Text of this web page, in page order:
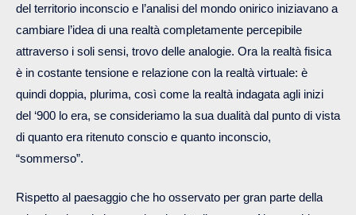
del territorio inconscio e l’analisi del mondo onirico iniziavano a
cambiare l’idea di una realtà completamente percepibile
attraverso i soli sensi, trovo delle analogie. Ora la realtà fisica
è in costante tensione e relazione con la realtà virtuale: è
quindi doppia, plurima, così come la realtà indagata agli inizi
del ‘900 lo era, se consideriamo la sua dualità dal punto di vista
di quanto era ritenuto conscio e quanto inconscio,
“sommerso”.
Rispetto al paesaggio che ho osservato per gran parte della